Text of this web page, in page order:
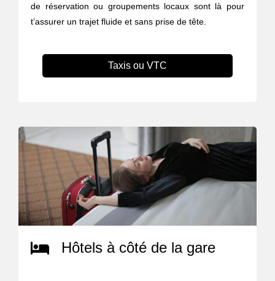
de réservation ou groupements locaux sont là pour
t’assurer un trajet fluide et sans prise de tête.
Taxis ou VTC
Hôtels à côté de la gare